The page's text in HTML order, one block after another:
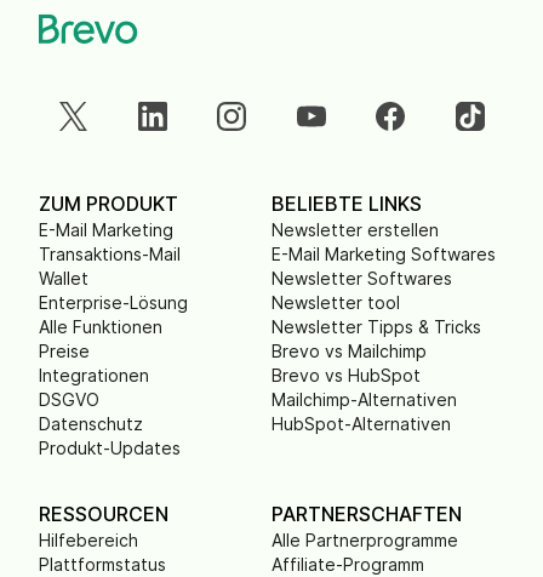
ZUM PRODUKT
E-Mail Marketing
Transaktions-Mail
Wallet
Enterprise-Lösung
Alle Funktionen
Preise
Integrationen
DSGVO
Datenschutz
Produkt-Updates
BELIEBTE LINKS
Newsletter erstellen
E-Mail Marketing Softwares
Newsletter Softwares
Newsletter tool
Newsletter Tipps & Tricks
Brevo vs Mailchimp
Brevo vs HubSpot
Mailchimp-Alternativen
HubSpot-Alternativen
RESSOURCEN
Hilfebereich
Plattformstatus
PARTNERSCHAFTEN
Alle Partnerprogramme
Affiliate-Programm